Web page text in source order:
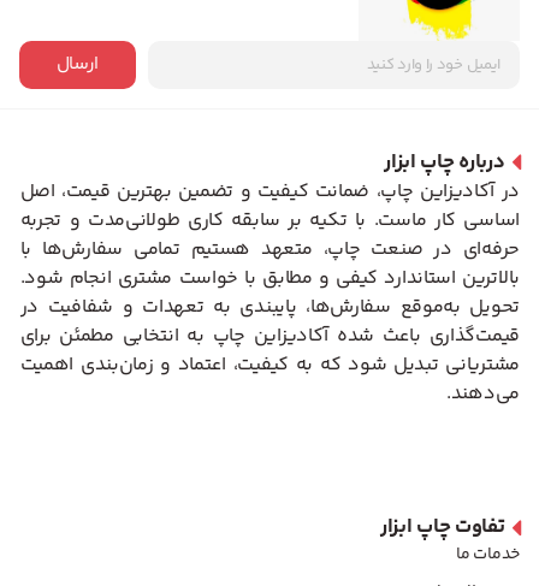
ارسال
درباره چاپ ابزار
در آکادیزاین چاپ، ضمانت کیفیت و تضمین بهترین قیمت، اصل
اساسی کار ماست. با تکیه بر سابقه کاری طولانی‌مدت و تجربه
حرفه‌ای در صنعت چاپ، متعهد هستیم تمامی سفارش‌ها با
بالاترین استاندارد کیفی و مطابق با خواست مشتری انجام شود.
تحویل به‌موقع سفارش‌ها، پایبندی به تعهدات و شفافیت در
قیمت‌گذاری باعث شده آکادیزاین چاپ به انتخابی مطمئن برای
مشتریانی تبدیل شود که به کیفیت، اعتماد و زمان‌بندی اهمیت
می‌دهند.
تفاوت چاپ ابزار
خدمات ما